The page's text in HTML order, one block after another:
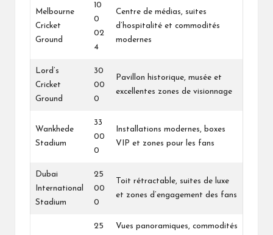
Melbourne
Cricket
Ground
10
0
02
4
Centre de médias, suites
d’hospitalité et commodités
modernes
Lord’s
Cricket
Ground
30
00
0
Pavillon historique, musée et
excellentes zones de visionnage
Wankhede
Stadium
33
00
0
Installations modernes, boxes
VIP et zones pour les fans
Dubai
International
Stadium
25
00
0
Toit rétractable, suites de luxe
et zones d’engagement des fans
25
Vues panoramiques, commodités